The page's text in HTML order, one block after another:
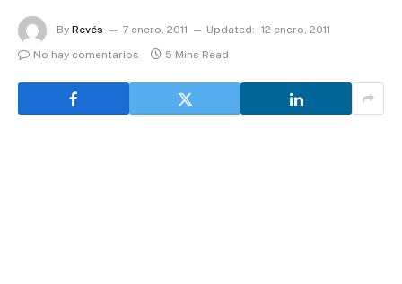
By Revés 7 enero, 2011 Updated: 12 enero, 2011
No hay comentarios
5 Mins Read